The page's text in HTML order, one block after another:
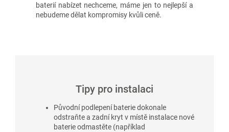
baterií nabízet nechceme, máme jen to nejlepší a
nebudeme dělat kompromisy kvůli ceně.
Tipy pro instalaci
Původní podlepení baterie dokonale
odstraňte a zadní kryt v místě instalace nové
baterie odmastěte (například